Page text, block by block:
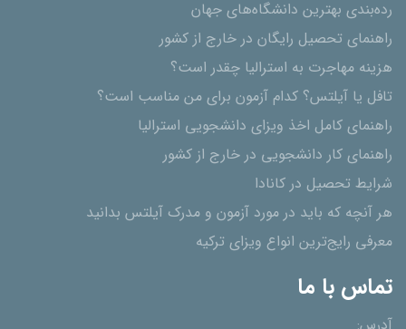
رده‌بندی بهترین دانشگاه‌های جهان
راهنمای تحصیل رایگان در خارج از کشور
هزینه مهاجرت به استرالیا چقدر است؟
تافل یا آیلتس؟ کدام آزمون برای من مناسب است؟
راهنمای کامل اخذ ویزای دانشجویی استرالیا
راهنمای کار دانشجویی در خارج از کشور
شرایط تحصیل در کانادا
هر آنچه که باید در مورد آزمون و مدرک آیلتس بدانید
معرفی رایج‌ترین انواع ویزای ترکیه
تماس با ما